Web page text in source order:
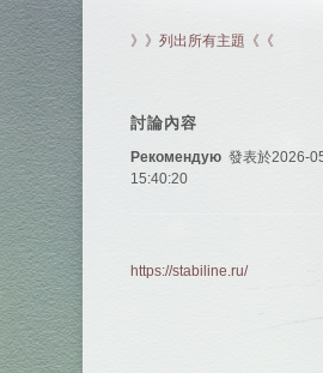
》》列出所有主題《《
討論內容
Рекомендую 發表於2026-
15:40:20
https://stabiline.ru/